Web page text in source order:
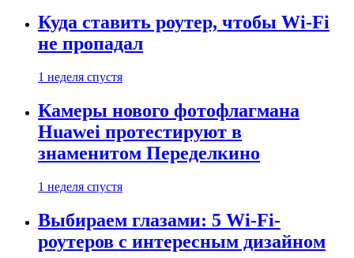
Куда ставить роутер, чтобы Wi-Fi
не пропадал
1 неделя спустя
Камеры нового фотофлагмана
Huawei протестируют в
знаменитом Переделкино
1 неделя спустя
Выбираем глазами: 5 Wi-Fi-
роутеров с интересным дизайном